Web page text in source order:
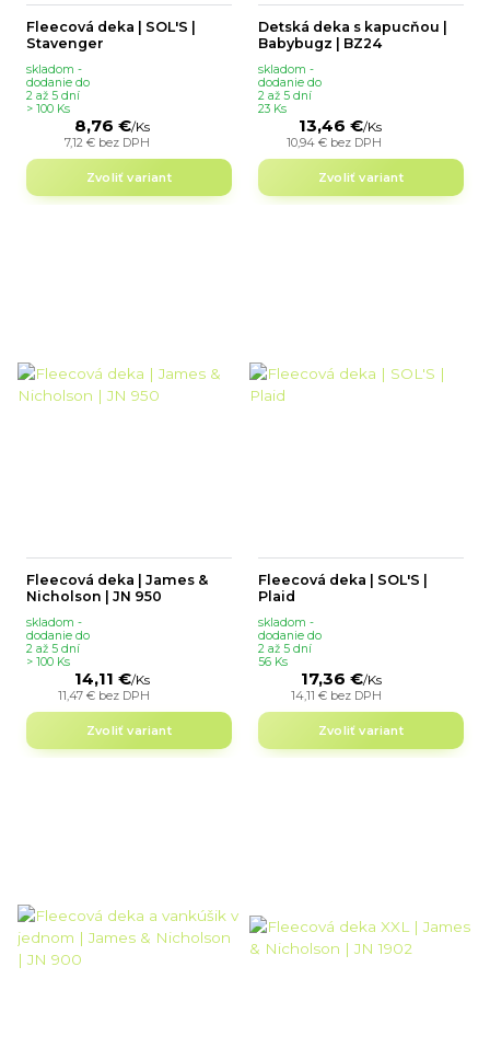
Fleecová deka | SOL'S |
Stavenger
8,76 €/Ks
7,12 € bez DPH
skladom -
dodanie do
2 až 5 dní
> 100 Ks
Zvoliť variant
Detská deka s kapucňou |
Babybugz | BZ24
13,46 €/Ks
10,94 € bez DPH
skladom -
dodanie do
2 až 5 dní
23 Ks
Zvoliť variant
Fleecová deka | James &
Nicholson | JN 950
14,11 €/Ks
11,47 € bez DPH
skladom -
dodanie do
2 až 5 dní
> 100 Ks
Zvoliť variant
Fleecová deka | SOL'S |
Plaid
17,36 €/Ks
14,11 € bez DPH
skladom -
dodanie do
2 až 5 dní
56 Ks
Zvoliť variant